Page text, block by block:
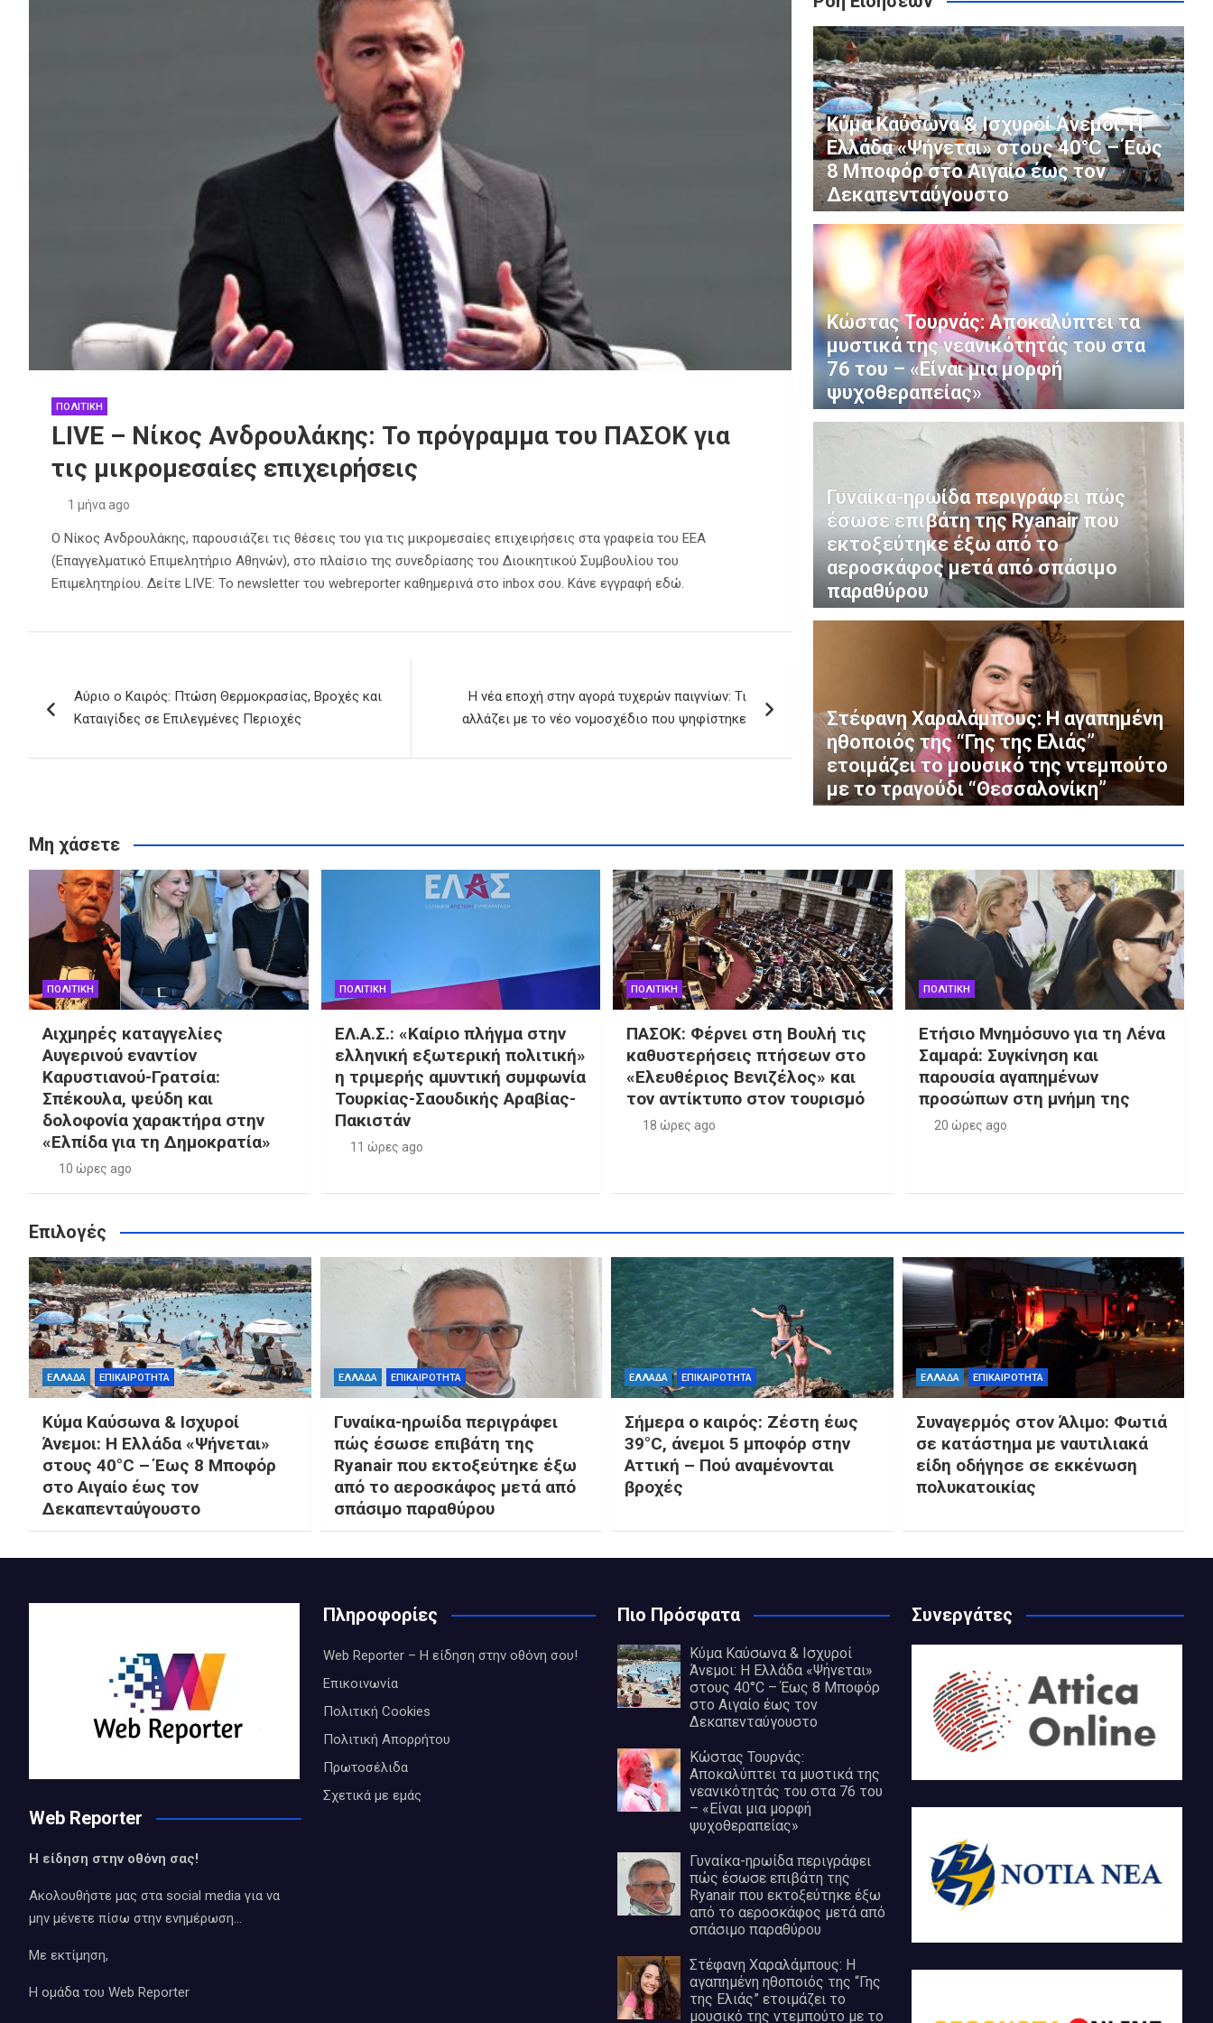
Στέφανη Χαραλάμπους: Η αγαπημένη ηθοποιός της “Γης της Ελιάς” ετοιμάζει το μουσικό της ντεμπούτο με το τραγούδι “Θεσσαλονίκη”
Σήμερα ο καιρός: Ζέστη έως 39°C, άνεμοι 5 μποφόρ στην Αττική – Πού αναμένονται βροχές
ΠΟΛΙΤΙΚΗ
LIVE – Νίκος Ανδρουλάκης: Το πρόγραμμα του ΠΑΣΟΚ για
τις μικρομεσαίες επιχειρήσεις
1 μήνα ago
Ο Νίκος Ανδρουλάκης, παρουσιάζει τις θέσεις του για τις μικρομεσαίες επιχειρήσεις στα γραφεία του ΕΕΑ
(Επαγγελματικό Επιμελητήριο Αθηνών), στο πλαίσιο της συνεδρίασης του Διοικητικού Συμβουλίου του
Επιμελητηρίου. Δείτε LIVE: Το newsletter του webreporter καθημερινά στο inbox σου. Κάνε εγγραφή εδώ.
άρθρων
Αύριο ο Καιρός: Πτώση Θερμοκρασίας, Βροχές και
Καταιγίδες σε Επιλεγμένες Περιοχές
Η νέα εποχή στην αγορά τυχερών παιγνίων: Τι
αλλάζει με το νέο νομοσχέδιο που ψηφίστηκε
Κύμα Καύσωνα & Ισχυροί Άνεμοι: Η
Ελλάδα «Ψήνεται» στους 40°C – Έως
8 Μποφόρ στο Αιγαίο έως τον
Δεκαπενταύγουστο
Κώστας Τουρνάς: Αποκαλύπτει τα
μυστικά της νεανικότητάς του στα
76 του – «Είναι μια μορφή
ψυχοθεραπείας»
Γυναίκα-ηρωίδα περιγράφει πώς
έσωσε επιβάτη της Ryanair που
εκτοξεύτηκε έξω από το
αεροσκάφος μετά από σπάσιμο
παραθύρου
Στέφανη Χαραλάμπους: Η αγαπημένη
ηθοποιός της “Γης της Ελιάς”
ετοιμάζει το μουσικό της ντεμπούτο
με το τραγούδι “Θεσσαλονίκη”
Μη χάσετε
ΠΟΛΙΤΙΚΗ
Αιχμηρές καταγγελίες
Αυγερινού εναντίον
Καρυστιανού-Γρατσία:
Σπέκουλα, ψεύδη και
δολοφονία χαρακτήρα στην
«Ελπίδα για τη Δημοκρατία»
10 ώρες ago
ΠΟΛΙΤΙΚΗ
ΕΛ.Α.Σ.: «Καίριο πλήγμα στην
ελληνική εξωτερική πολιτική»
η τριμερής αμυντική συμφωνία
Τουρκίας-Σαουδικής Αραβίας-
Πακιστάν
11 ώρες ago
ΠΟΛΙΤΙΚΗ
ΠΑΣΟΚ: Φέρνει στη Βουλή τις
καθυστερήσεις πτήσεων στο
«Ελευθέριος Βενιζέλος» και
τον αντίκτυπο στον τουρισμό
18 ώρες ago
ΠΟΛΙΤΙΚΗ
Ετήσιο Μνημόσυνο για τη Λένα
Σαμαρά: Συγκίνηση και
παρουσία αγαπημένων
προσώπων στη μνήμη της
20 ώρες ago
Επιλογές
ΕΛΛΑΔΑ ΕΠΙΚΑΙΡΟΤΗΤΑ
Κύμα Καύσωνα & Ισχυροί
Άνεμοι: Η Ελλάδα «Ψήνεται»
στους 40°C – Έως 8 Μποφόρ
στο Αιγαίο έως τον
Δεκαπενταύγουστο
ΕΛΛΑΔΑ ΕΠΙΚΑΙΡΟΤΗΤΑ
Γυναίκα-ηρωίδα περιγράφει
πώς έσωσε επιβάτη της
Ryanair που εκτοξεύτηκε έξω
από το αεροσκάφος μετά από
σπάσιμο παραθύρου
ΕΛΛΑΔΑ ΕΠΙΚΑΙΡΟΤΗΤΑ
Σήμερα ο καιρός: Ζέστη έως
39°C, άνεμοι 5 μποφόρ στην
Αττική – Πού αναμένονται
βροχές
ΕΛΛΑΔΑ ΕΠΙΚΑΙΡΟΤΗΤΑ
Συναγερμός στον Άλιμο: Φωτιά
σε κατάστημα με ναυτιλιακά
είδη οδήγησε σε εκκένωση
πολυκατοικίας
Web Reporter
Η είδηση στην οθόνη σας!
Ακολουθήστε μας στα social media για να
μην μένετε πίσω στην ενημέρωση…
Με εκτίμηση,
Η ομάδα του Web Reporter
Πληροφορίες
Web Reporter – Η είδηση στην οθόνη σου!
Επικοινωνία
Πολιτική Cookies
Πολιτική Απορρήτου
Πρωτοσέλιδα
Σχετικά με εμάς
Πιο Πρόσφατα
Κύμα Καύσωνα & Ισχυροί
Άνεμοι: Η Ελλάδα «Ψήνεται»
στους 40°C – Έως 8 Μποφόρ
στο Αιγαίο έως τον
Δεκαπενταύγουστο
Κώστας Τουρνάς:
Αποκαλύπτει τα μυστικά της
νεανικότητάς του στα 76 του
– «Είναι μια μορφή
ψυχοθεραπείας»
Γυναίκα-ηρωίδα περιγράφει
πώς έσωσε επιβάτη της
Ryanair που εκτοξεύτηκε έξω
από το αεροσκάφος μετά από
σπάσιμο παραθύρου
Στέφανη Χαραλάμπους: Η
αγαπημένη ηθοποιός της “Γης
της Ελιάς” ετοιμάζει το
μουσικό της ντεμπούτο με το
Συνεργάτες